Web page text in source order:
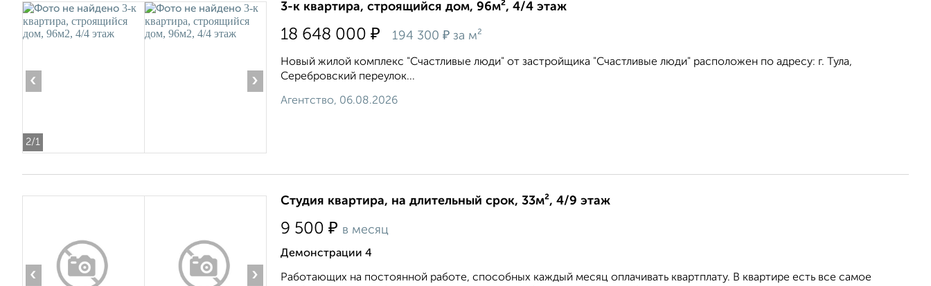
2/1
‹ ›
3-к квартира, строящийся дом, 96м², 4/4 этаж
18 648 000 ₽ 194 300 ₽ за м²
Новый жилой комплекс "Счастливые люди" от застройщика "Счастливые люди" расположен по адресу: г. Тула,
Серебровский переулок...
Агентство, 06.08.2026
‹ ›
Студия квартира, на длительный срок, 33м², 4/9 этаж
9 500 ₽ в месяц
Демонстрации 4
Работающих на постоянной работе, способных каждый месяц оплачивать квартплату. В квартире есть все самое